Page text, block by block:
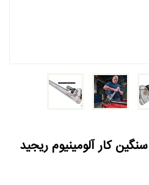
کار آلومینیوم ریجید